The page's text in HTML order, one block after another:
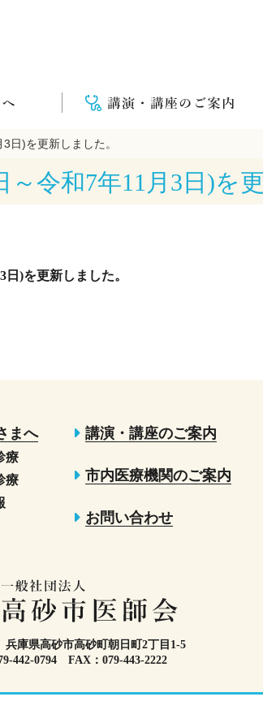
日)を更新しました。
令和7年11月3日)を
)を更新しました。
まへ
療
療
講演・講座のご案内
市内医療機関のご案内
お問い合わせ
庫県高砂市高砂町朝日町2丁目1-5
442-0794 FAX：079-443-2222